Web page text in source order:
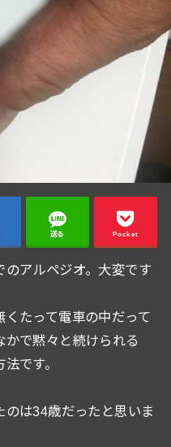
送る Pocket
アルペジオ。大変です
たって電車の中だって
かで黙々と続けられる
です。
は34歳だったと思いま